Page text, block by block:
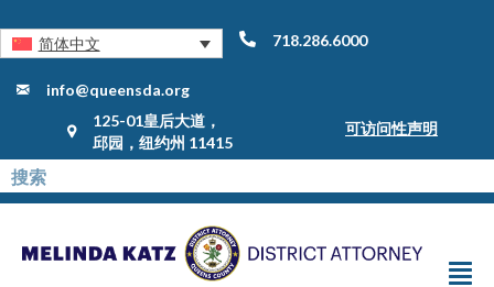
简体中文 718.286.6000
info@queensda.org
125-01皇后大道，
邱园，纽约州 11415
可访问性声明